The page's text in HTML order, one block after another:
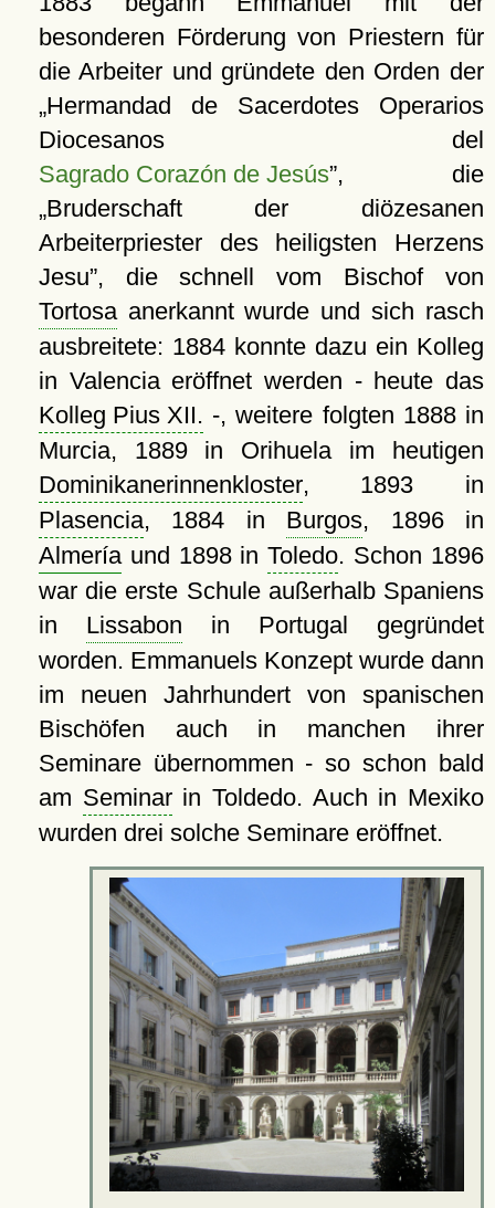
besonderen Förderung von Priestern für
die Arbeiter und gründete den Orden der
Hermandad de Sacerdotes Operarios
Diocesanos del
Sagrado Corazón de Jesús , die
Bruderschaft der diözesanen
Arbeiterpriester des heiligsten Herzens
Jesu , die schnell vom Bischof von
Tortosaanerkannt wurde und sich rasch
ausbreitete: 1884 konnte dazu ein Kolleg
in Valencia eröffnet werden - heute das
Kolleg Pius XII. -, weitere folgten 1888 in
Murcia, 1889 in Orihuela im heutigen
Dominikanerinnenkloster, 1893 in
Plasencia, 1884 in Burgos, 1896 in
Almeríaund 1898 inToledo. Schon 1896
war die erste Schule außerhalb Spaniens
in Lissabon in Portugal gegründet
worden. Emmanuels Konzept wurde dann
im neuen Jahrhundert von spanischen
Bischöfen auch in manchen ihrer
Seminare übernommen - so schon bald
am Seminarin Toldedo. Auch in Mexiko
wurden drei solche Seminare eröffnet.